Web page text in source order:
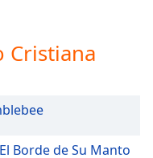
Cristiana
Borde de Su Manto